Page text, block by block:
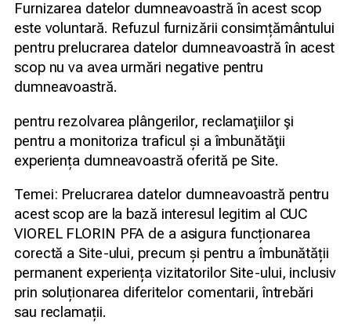
Furnizarea datelor dumneavoastră în acest scop
este voluntară. Refuzul furnizării consimțământului
pentru prelucrarea datelor dumneavoastră în acest
scop nu va avea urmări negative pentru
dumneavoastră.
pentru rezolvarea plângerilor, reclamaţiilor şi
pentru a monitoriza traficul și a îmbunătăţii
experiența dumneavoastră oferită pe Site.
Temei: Prelucrarea datelor dumneavoastră pentru
acest scop are la bază interesul legitim al CUC
VIOREL FLORIN PFA de a asigura funcționarea
corectă a Site-ului, precum și pentru a îmbunătății
permanent experiența vizitatorilor Site-ului, inclusiv
prin soluționarea diferitelor comentarii, întrebări
sau reclamații.